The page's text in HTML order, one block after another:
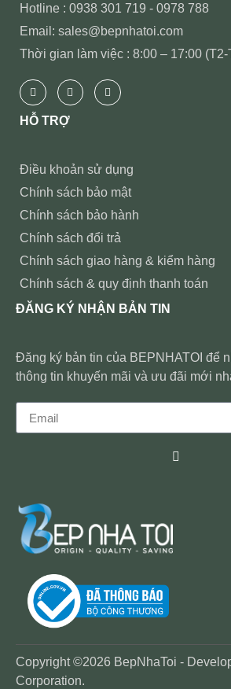
Hotline : 0938 301 719 - 0978 788
Email: sales@bepnhatoi.com
Thời gian làm việc : 8:00 – 17:00 (T2-
HỖ TRỢ
Điều khoản sử dụng
Chính sách bảo mật
Chính sách bảo hành
Chính sách đổi trả
Chính sách giao hàng & kiểm hàng
Chính sách & quy định thanh toán
ĐĂNG KÝ NHẬN BẢN TIN
Đăng ký bản tin của BEPNHATOI để
thông tin khuyến mãi và ưu đãi mới
Copyright ©2026 BepNhaToi -
Corporation.